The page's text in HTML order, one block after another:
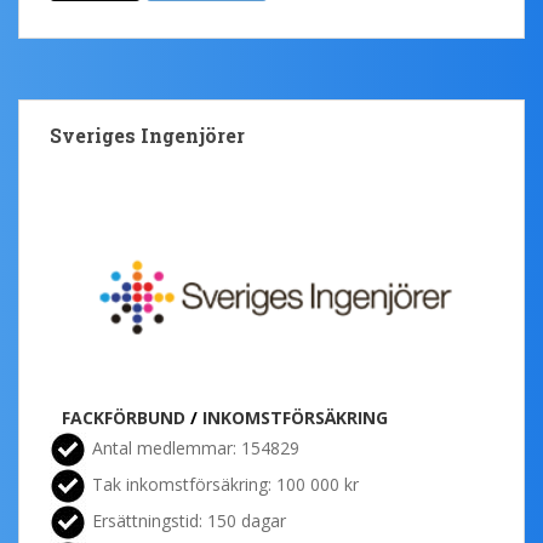
Sveriges Ingenjörer
FACKFÖRBUND / INKOMSTFÖRSÄKRING
Antal medlemmar: 154829
Tak inkomstförsäkring: 100 000 kr
Ersättningstid: 150 dagar